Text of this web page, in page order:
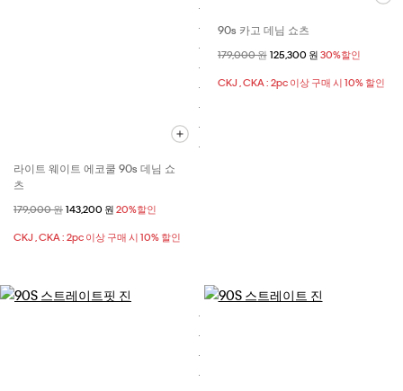
라이트 웨이트 에코쿨 90s 데님 쇼
츠
할인 전 가격
179,000 원 할인된 가격
143,200 원 20%할인
CKJ , CKA : 2pc 이상 구매 시 10% 할인
90s 카고 데님 쇼츠
할인 전 가격
179,000 원할인된 가격
125,300 원 30%할인
CKJ , CKA : 2pc 이상 구매 시 10% 할인